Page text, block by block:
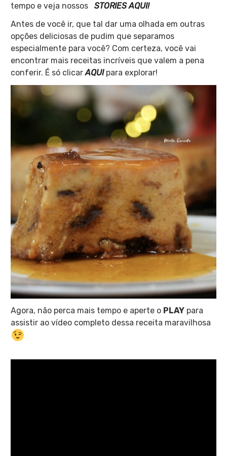
tempo e veja nossos
STORIES AQUI!
Antes de você ir, que tal dar uma olhada em outras
opções deliciosas de pudim que separamos
especialmente para você? Com certeza, você vai
encontrar mais receitas incríveis que valem a pena
conferir. É só clicarAQUI para explorar!
Agora, não perca mais tempo e aperte o PLAYpara
assistir ao vídeo completo dessa receita maravilhosa